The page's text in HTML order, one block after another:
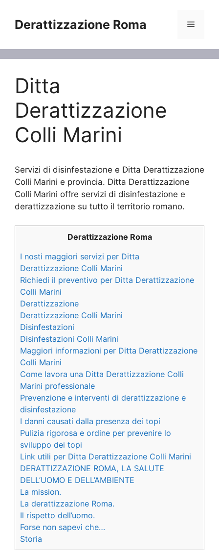
contenuto
Derattizzazione Roma Menu
Ditta
Derattizzazione
Colli Marini
Servizi di disinfestazione e Ditta Derattizzazione
Colli Marini e provincia. Ditta Derattizzazione
Colli Marini offre servizi di disinfestazione e
derattizzazione su tutto il territorio romano.
Derattizzazione Roma
I nosti maggiori servizi per Ditta
Derattizzazione Colli Marini
Richiedi il preventivo per Ditta Derattizzazione
Colli Marini
Derattizzazione
Derattizzazione Colli Marini
Disinfestazioni
Disinfestazioni Colli Marini
Maggiori informazioni per Ditta Derattizzazione
Colli Marini
Come lavora una Ditta Derattizzazione Colli
Marini professionale
Prevenzione e interventi di derattizzazione e
disinfestazione
I danni causati dalla presenza dei topi
Pulizia rigorosa e ordine per prevenire lo
sviluppo dei topi
Link utili per Ditta Derattizzazione Colli Marini
DERATTIZZAZIONE ROMA, LA SALUTE
DELL’UOMO E DELL’AMBIENTE
La mission.
La derattizzazione Roma.
Il rispetto dell’uomo.
Forse non sapevi che…
Storia